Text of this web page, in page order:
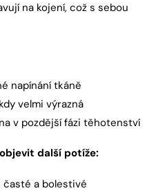
na kojení, což s sebou
napínání tkáně
velmi výrazná
v pozdější fázi těhotenství
další potíže:
časté a bolestivé